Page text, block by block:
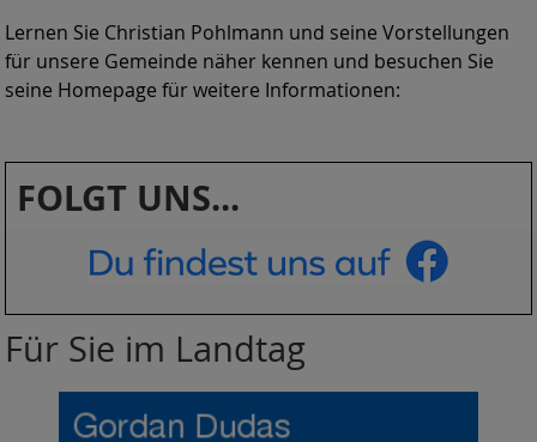
Lernen Sie Christian Pohlmann und seine Vorstellungen
für unsere Gemeinde näher kennen und besuchen Sie
seine Homepage für weitere Informationen:
FOLGT UNS...
Für Sie im Landtag